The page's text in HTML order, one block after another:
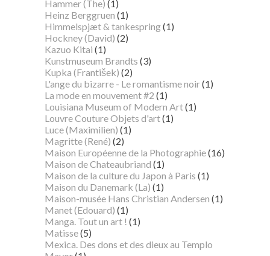
Hammer (The) (1)
Heinz Berggruen (1)
Himmelspjæt & tankespring(1)
Hockney (David) (2)
Kazuo Kitai (1)
Kunstmuseum Brandts (3)
Kupka (František) (2)
L'ange du bizarre - Le romantisme noir(1)
La mode en mouvement #2 (1)
Louisiana Museum of Modern Art(1)
Louvre Couture Objets d'art(1)
Luce (Maximilien) (1)
Magritte (René) (2)
Maison Européenne de la Photographie(16)
Maison de Chateaubriand (1)
Maison de la culture du Japon à Paris (1)
Maison du Danemark (La) (1)
Maison-musée Hans Christian Andersen (1)
Manet (Edouard) (1)
Manga. Tout un art ! (1)
Matisse(5)
Mexica. Des dons et des dieux au Templo